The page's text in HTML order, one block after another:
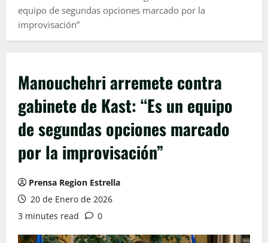
equipo de segundas opciones marcado por la
improvisación”
Manouchehri arremete contra
gabinete de Kast: “Es un equipo
de segundas opciones marcado
por la improvisación”
Prensa Region Estrella
20 de Enero de 2026
3 minutes read
0